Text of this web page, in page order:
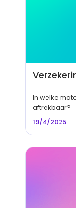
In welke
aftrekbaar?
19/4/2025